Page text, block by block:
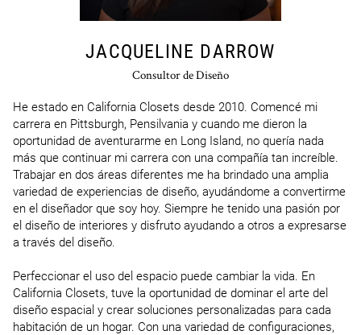
JACQUELINE DARROW
Consultor de Diseño
He estado en California Closets desde 2010. Comencé mi
carrera en Pittsburgh, Pensilvania y cuando me dieron la
oportunidad de aventurarme en Long Island, no quería nada
más que continuar mi carrera con una compañía tan increíble.
Trabajar en dos áreas diferentes me ha brindado una amplia
variedad de experiencias de diseño, ayudándome a convertirme
en el diseñador que soy hoy. Siempre he tenido una pasión por
el diseño de interiores y disfruto ayudando a otros a expresarse
a través del diseño.
Perfeccionar el uso del espacio puede cambiar la vida. En
California Closets, tuve la oportunidad de dominar el arte del
diseño espacial y crear soluciones personalizadas para cada
habitación de un hogar. Con una variedad de configuraciones,